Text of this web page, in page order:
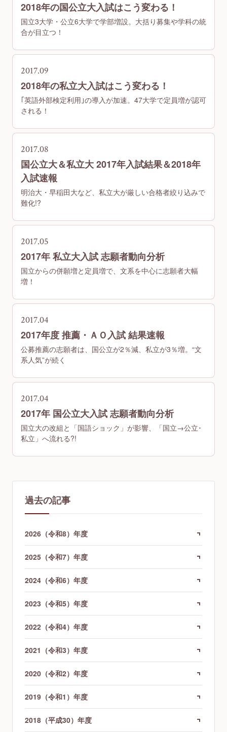
2018年の国公立大入試はこう変わる！
国立3大学・公立6大学で学部増設。大括り募集や学科の統
合が目立つ！
2017.09
2018年の私立大入試はこう変わる！
｢英語外部検定利用｣の導入が加速。47大学で定員増が認可
される！
2017.08
国公立大＆私立大 2017年入試結果＆2018年
入試速報
明治大・早稲田大など、私立大が厳しい合格者絞り込みで
難化!?
2017.05
2017年 私立大入試 志願者動向分析
国立からの併願増と定員増で、文系を中心に志願者大幅
増！
2017.04
2017年度 推薦・ＡＯ入試 結果速報
公募推薦の志願者は、国公立が2％減、私立が3％増。“文
系人気”が続く
2017.04
2017年 国公立大入試 志願者動向分析
国立大の改組と「国語ショック」が影響、「国立→公立･
私立」へ流れる?!
過去の記事
2026（令和8）年度
2025（令和7）年度
2024（令和6）年度
2023（令和5）年度
2022（令和4）年度
2021（令和3）年度
2020（令和2）年度
2019（令和1）年度
2018（平成30）年度